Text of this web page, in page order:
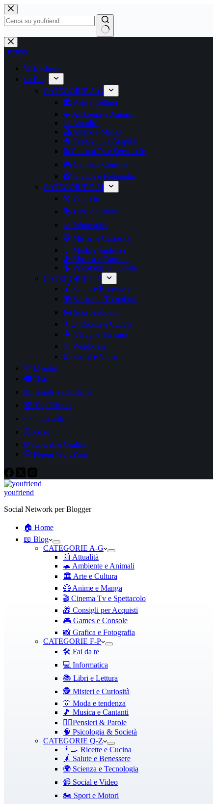
Iscriviti
🚀 Bacheca
📖 Blog
CATEGORIE A-G
🏛️ Arte e Cultura
🐢 Ambiente e Animali
📰 Attualità
🦸 Anime e Manga
🎁 Consigli per Acquisti
🎬 Cinema Tv e Spettacolo
🎮 Games e Console
📸 Grafica e Fotografia
CATEGORIE F-M
🛠️ Fai da te
📚 Libri e Lettura
💻 Informatica
🕵️ Misteri e Curiosità
👔 Moda e tendenza
🎵 Musica e Cantanti
🧠 Psicologia & Società
CATEGORIE P-Z
🤸 Salute e Benessere
🌍 Scienza e Tecnologia
🏍️ Sport e Motori
👨‍🍳 Ricette e Cucina
🏝️ Viaggi e Turismo
📘 WordPress
📹 Social e Video
💛 Membri
🗨️Chat
📊 Trends e statistiche
🏆 Top Friends
✏️ Invia articolo
🗒️Bozze
🌐 Siti web e Grafica
Ⓦ Plugin WordPress
youfriend
Social Network per Blogger
🏠 Home
📖 Blog
CATEGORIE A-G
📰 Attualità
🐢 Ambiente e Animali
🏛️ Arte e Cultura
🦸 Anime e Manga
🎬 Cinema Tv e Spettacolo
🎁 Consigli per Acquisti
🎮 Games e Console
📸 Grafica e Fotografia
CATEGORIE F-P
🛠️ Fai da te
💻 Informatica
📚 Libri e Lettura
🕵️ Misteri e Curiosità
👔 Moda e tendenza
🎵 Musica e Cantanti
✍🏻Pensieri & Parole
🧠 Psicologia & Società
CATEGORIE Q-Z
👨‍🍳 Ricette e Cucina
🤸 Salute e Benessere
🌍 Scienza e Tecnologia
📹 Social e Video
🏍️ Sport e Motori